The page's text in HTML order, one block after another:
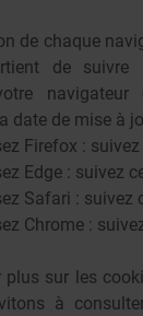
de chaque
de suivre
date de mise à
Firefox : suivez
Edge : suivez
Safari : suivez
Chrome :
plus sur les
à